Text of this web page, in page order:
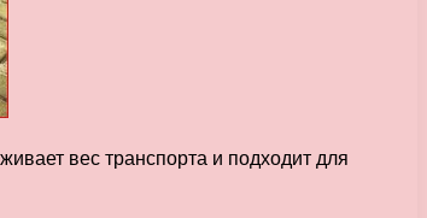
вес транспорта и подходит для